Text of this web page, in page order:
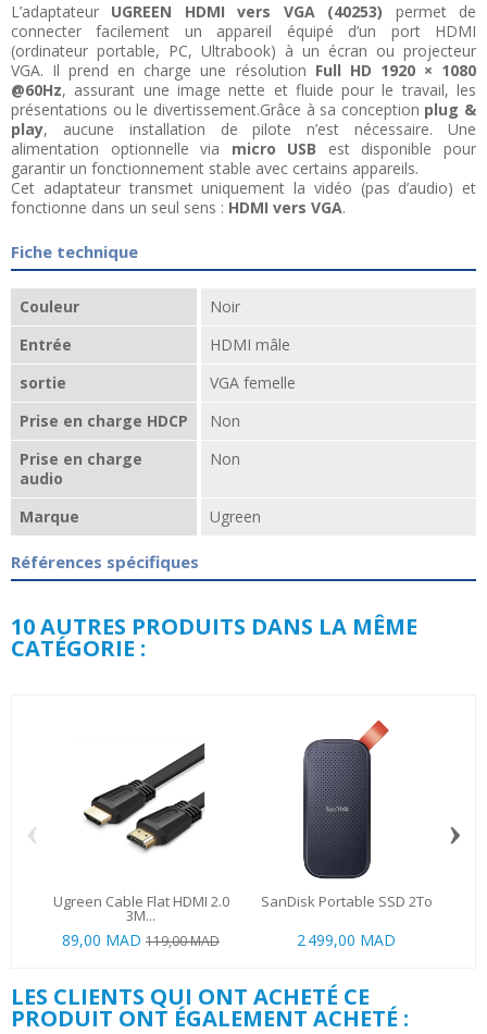
L’adaptateur UGREEN HDMI vers VGA (40253) permet de
connecter facilement un appareil équipé d’un port HDMI
(ordinateur portable, PC, Ultrabook) à un écran ou projecteur
VGA. Il prend en charge une résolution Full HD 1920 × 1080
@60Hz, assurant une image nette et fluide pour le travail, les
présentations ou le divertissement.Grâce à sa conception plug &
play, aucune installation de pilote n’est nécessaire. Une
alimentation optionnelle via micro USB est disponible pour
garantir un fonctionnement stable avec certains appareils.
Cet adaptateur transmet uniquement la vidéo (pas d’audio) et
fonctionne dans un seul sens : HDMI vers VGA.
Fiche technique
Couleur
Noir
Entrée
HDMI mâle
sortie
VGA femelle
Prise en charge HDCP
Non
Prise en charge
audio
Non
Marque Ugreen
Références spécifiques
10 AUTRES PRODUITS DANS LA MÊME
CATÉGORIE :
Ugreen Cable Flat HDMI 2.0
3M...
89,00 MAD 119,00 MAD
SanDisk Portable SSD 2To
2 499,00 MAD
‹ ›
LES CLIENTS QUI ONT ACHETÉ CE
PRODUIT ONT ÉGALEMENT ACHETÉ :